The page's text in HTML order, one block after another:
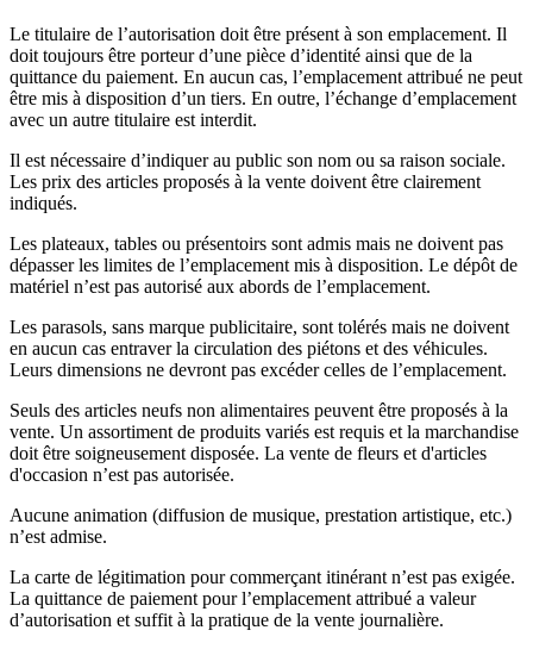
Le titulaire de l’autorisation doit être présent à son emplacement. Il
doit toujours être porteur d’une pièce d’identité ainsi que de la
quittance du paiement. En aucun cas, l’emplacement attribué ne peut
être mis à disposition d’un tiers. En outre, l’échange d’emplacement
avec un autre titulaire est interdit.
Il est nécessaire d’indiquer au public son nom ou sa raison sociale.
Les prix des articles proposés à la vente doivent être clairement
indiqués.
Les plateaux, tables ou présentoirs sont admis mais ne doivent pas
dépasser les limites de l’emplacement mis à disposition. Le dépôt de
matériel n’est pas autorisé aux abords de l’emplacement.
Les parasols, sans marque publicitaire, sont tolérés mais ne doivent
en aucun cas entraver la circulation des piétons et des véhicules.
Leurs dimensions ne devront pas excéder celles de l’emplacement.
Seuls des articles neufs non alimentaires peuvent être proposés à la
vente. Un assortiment de produits variés est requis et la marchandise
doit être soigneusement disposée. La vente de fleurs et d'articles
d'occasion n’est pas autorisée.
Aucune animation (diffusion de musique, prestation artistique, etc.)
n’est admise.
La carte de légitimation pour commerçant itinérant n’est pas exigée.
La quittance de paiement pour l’emplacement attribué a valeur
d’autorisation et suffit à la pratique de la vente journalière.